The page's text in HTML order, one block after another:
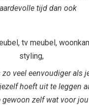
tijd dan ook
zo veel eenvoudiger als
hoeft uit te leggen
gewoon zelf wat voor